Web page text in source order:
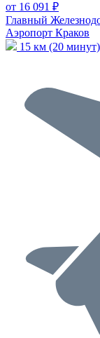
от 16 091 ₽
Главный
Аэропорт Краков
15 км (20 минут)